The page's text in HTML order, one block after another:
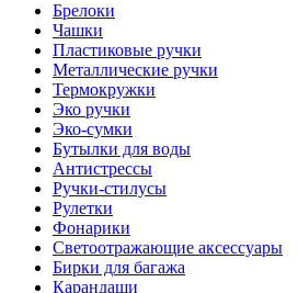
Брелоки
Чашки
Пластиковые ручки
Металлические ручки
Термокружки
Эко ручки
Эко-сумки
Бутылки для воды
Антистрессы
Ручки-стилусы
Рулетки
Фонарики
Светоотражающие аксессуары
Бирки для багажа
Карандаши